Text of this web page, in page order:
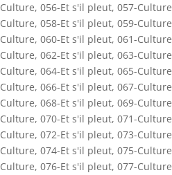
Culture, 056-Et s'il pleut, 057-Culture
Culture, 058-Et s'il pleut, 059-Culture
Culture, 060-Et s'il pleut, 061-Culture
Culture, 062-Et s'il pleut, 063-Culture
Culture, 064-Et s'il pleut, 065-Culture
Culture, 066-Et s'il pleut, 067-Culture
Culture, 068-Et s'il pleut, 069-Culture
Culture, 070-Et s'il pleut, 071-Culture
Culture, 072-Et s'il pleut, 073-Culture
Culture, 074-Et s'il pleut, 075-Culture
Culture, 076-Et s'il pleut, 077-Culture